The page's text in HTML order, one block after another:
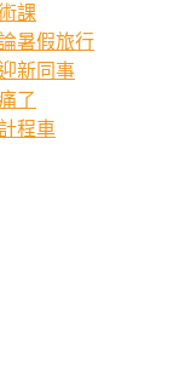
課
暑假旅行
新同事
了
程車